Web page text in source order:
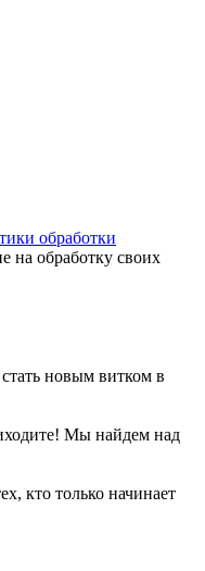
обработки
на обработку своих
новым витком в
Мы найдем над
кто только начинает